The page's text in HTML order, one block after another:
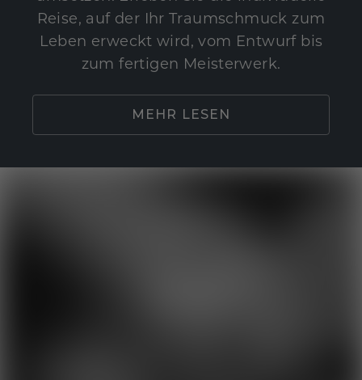
Reise, auf der Ihr Traumschmuck zum
Leben erweckt wird, vom Entwurf bis
zum fertigen Meisterwerk.
MEHR LESEN